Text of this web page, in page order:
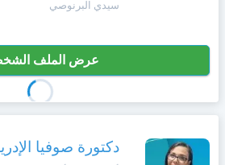
سيدي البرنوصي
عرض الملف
دكتورة صوفيا